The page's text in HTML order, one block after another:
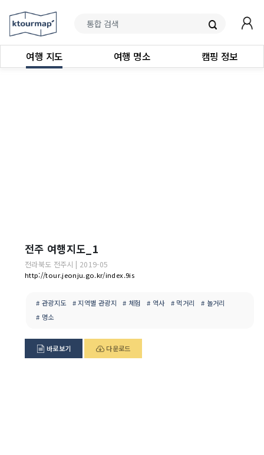
여행 지도 여행 명소 캠핑 정보
전주 여행지도_1
전라북도 전주시 | 2019-05
http://tour.jeonju.go.kr/index.9is
# 관광지도 # 지역별 관광지 # 체험 # 역사 # 먹거리
# 놀거리
# 명소
바로보기 다운로드